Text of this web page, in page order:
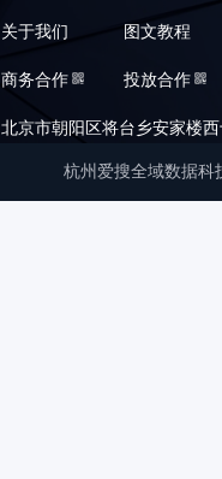
关于我们 图文教程
商务合作 投放合作
北京市朝阳区将台乡安家楼西
杭州爱搜全域数据科